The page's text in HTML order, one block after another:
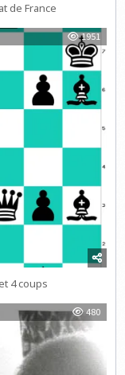
de France
1951
4 coups
480